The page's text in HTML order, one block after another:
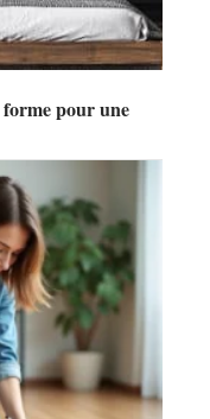
pour une